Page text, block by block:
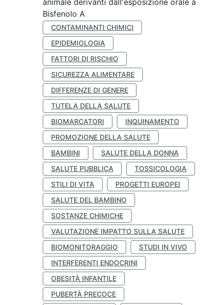
animale derivanti dall'esposizione orale a
Bisfenolo A
CONTAMINANTI CHIMICI
EPIDEMIOLOGIA
FATTORI DI RISCHIO
SICUREZZA ALIMENTARE
DIFFERENZE DI GENERE
TUTELA DELLA SALUTE
BIOMARCATORI
INQUINAMENTO
PROMOZIONE DELLA SALUTE
BAMBINI
SALUTE DELLA DONNA
SALUTE PUBBLICA
TOSSICOLOGIA
STILI DI VITA
PROGETTI EUROPEI
SALUTE DEL BAMBINO
SOSTANZE CHIMICHE
VALUTAZIONE IMPATTO SULLA SALUTE
BIOMONITORAGGIO
STUDI IN VIVO
INTERFERENTI ENDOCRINI
OBESITÀ INFANTILE
PUBERTÀ PRECOCE